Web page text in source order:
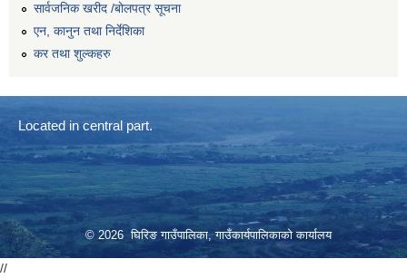
सार्वजनिक खरीद /बोलपत्र सूचना
एन, कानुन तथा निर्देशिका
कर तथा शुल्कहरु
Located in central part.
© 2026 घिरिङ गाउँपालिका, गाउँकार्यपालिकाको कार्यालय
//